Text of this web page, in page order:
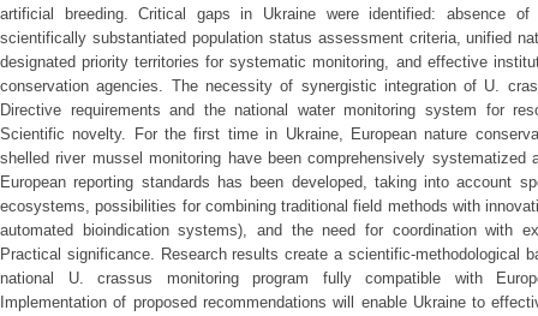
artificial breeding. Critical gaps in Ukraine were identified: absence of
scientifically substantiated population status assessment criteria, unified
designated priority territories for systematic monitoring, and effective
conservation agencies. The necessity of synergistic integration of U.
Directive requirements and the national water monitoring system for
Scientific novelty. For the first time in Ukraine, European nature
shelled river mussel monitoring have been comprehensively systematized
European reporting standards has been developed, taking into account
ecosystems, possibilities for combining traditional field methods with
automated bioindication systems), and the need for coordination with
Practical significance. Research results create a scientific-methodological
national U. crassus monitoring program fully compatible with
Implementation of proposed recommendations will enable Ukraine to